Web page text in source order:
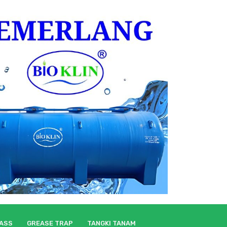
GREASE TRAP TANGKI TANAM